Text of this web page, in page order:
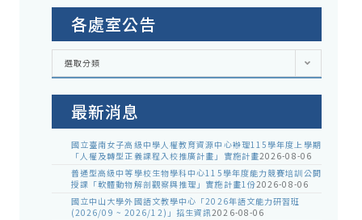
各處室公告
各
室
選取分類
最新消息
國立臺南女子高級中學人權教育資源中心辦理115學年度上學期
「人權及轉型正義課程入校推廣計畫」實施計畫2026-08-06
普通型高級中等學校生物學科中心115學年度能力競賽培訓公開
授課「軟體動物解剖觀察與推理」實施計畫1份2026-08-06
國立中山大學外國語文教學中心「2026年語文能力研習班
(2026/09 ~ 2026/12)」招生資訊2026-08-06